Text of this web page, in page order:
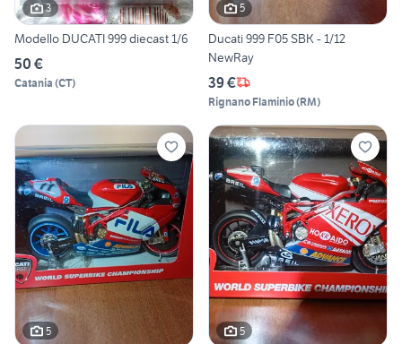
3
Modello DUCATI 999 diecast 1/6
50 €
Catania (CT)
5
Ducati 999 F05 SBK - 1/12
NewRay
39 €
Rignano Flaminio(RM)
5 5